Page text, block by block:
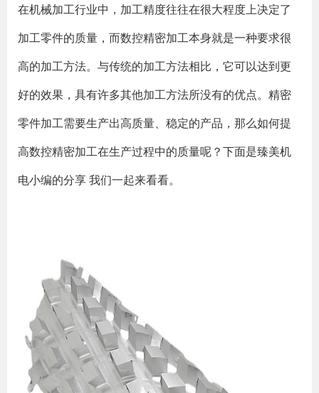
在机械加工行业中，加工精度往往在很大程度上决定了
加工零件的质量，而数控精密加工本身就是一种要求很
高的加工方法。与传统的加工方法相比，它可以达到更
好的效果，具有许多其他加工方法所没有的优点。精密
零件加工需要生产出高质量、稳定的产品，那么如何提
高数控精密加工在生产过程中的质量呢？下面是臻美机
电小编的分享 我们一起来看看。